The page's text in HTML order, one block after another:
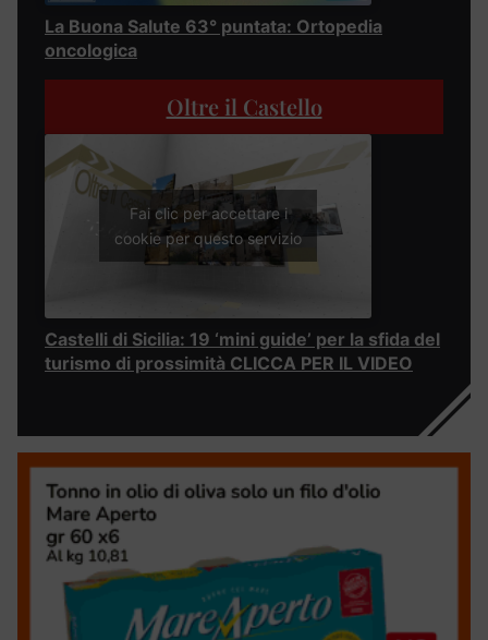
La Buona Salute 63° puntata: Ortopedia
oncologica
Oltre il Castello
Fai clic per accettare i
cookie per questo servizio
Castelli di Sicilia: 19 ‘mini guide’ per la sfida del
turismo di prossimità CLICCA PER IL VIDEO